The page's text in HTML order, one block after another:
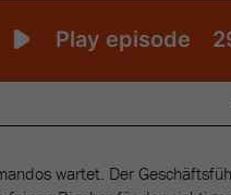
wartet. Der